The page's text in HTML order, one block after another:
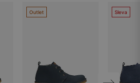
Outlet Sleva